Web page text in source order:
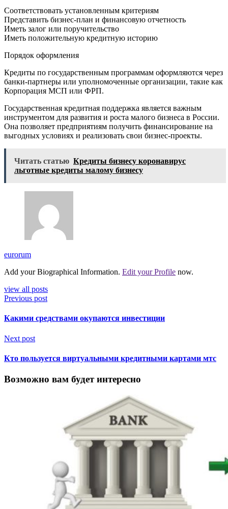
Соответствовать установленным критериям
Представить бизнес-план и финансовую отчетность
Иметь залог или поручительство
Иметь положительную кредитную историю
Порядок оформления
Кредиты по государственным программам оформляются через
банки-партнеры или уполномоченные организации, такие как
Корпорация МСП или ФРП.
Государственная кредитная поддержка является важным
инструментом для развития и роста малого бизнеса в России.
Она позволяет предприятиям получить финансирование на
выгодных условиях и реализовать свои бизнес-проекты.
Читать статью Кредиты бизнесу коронавирус
льготные кредиты малому бизнесу
eurorum
Add your Biographical Information. Edit your Profile now.
view all posts
Previous post
Какими средствами окупаются инвестиции
Next post
Кто пользуется виртуальными кредитными картами мтс
Возможно вам будет интересно